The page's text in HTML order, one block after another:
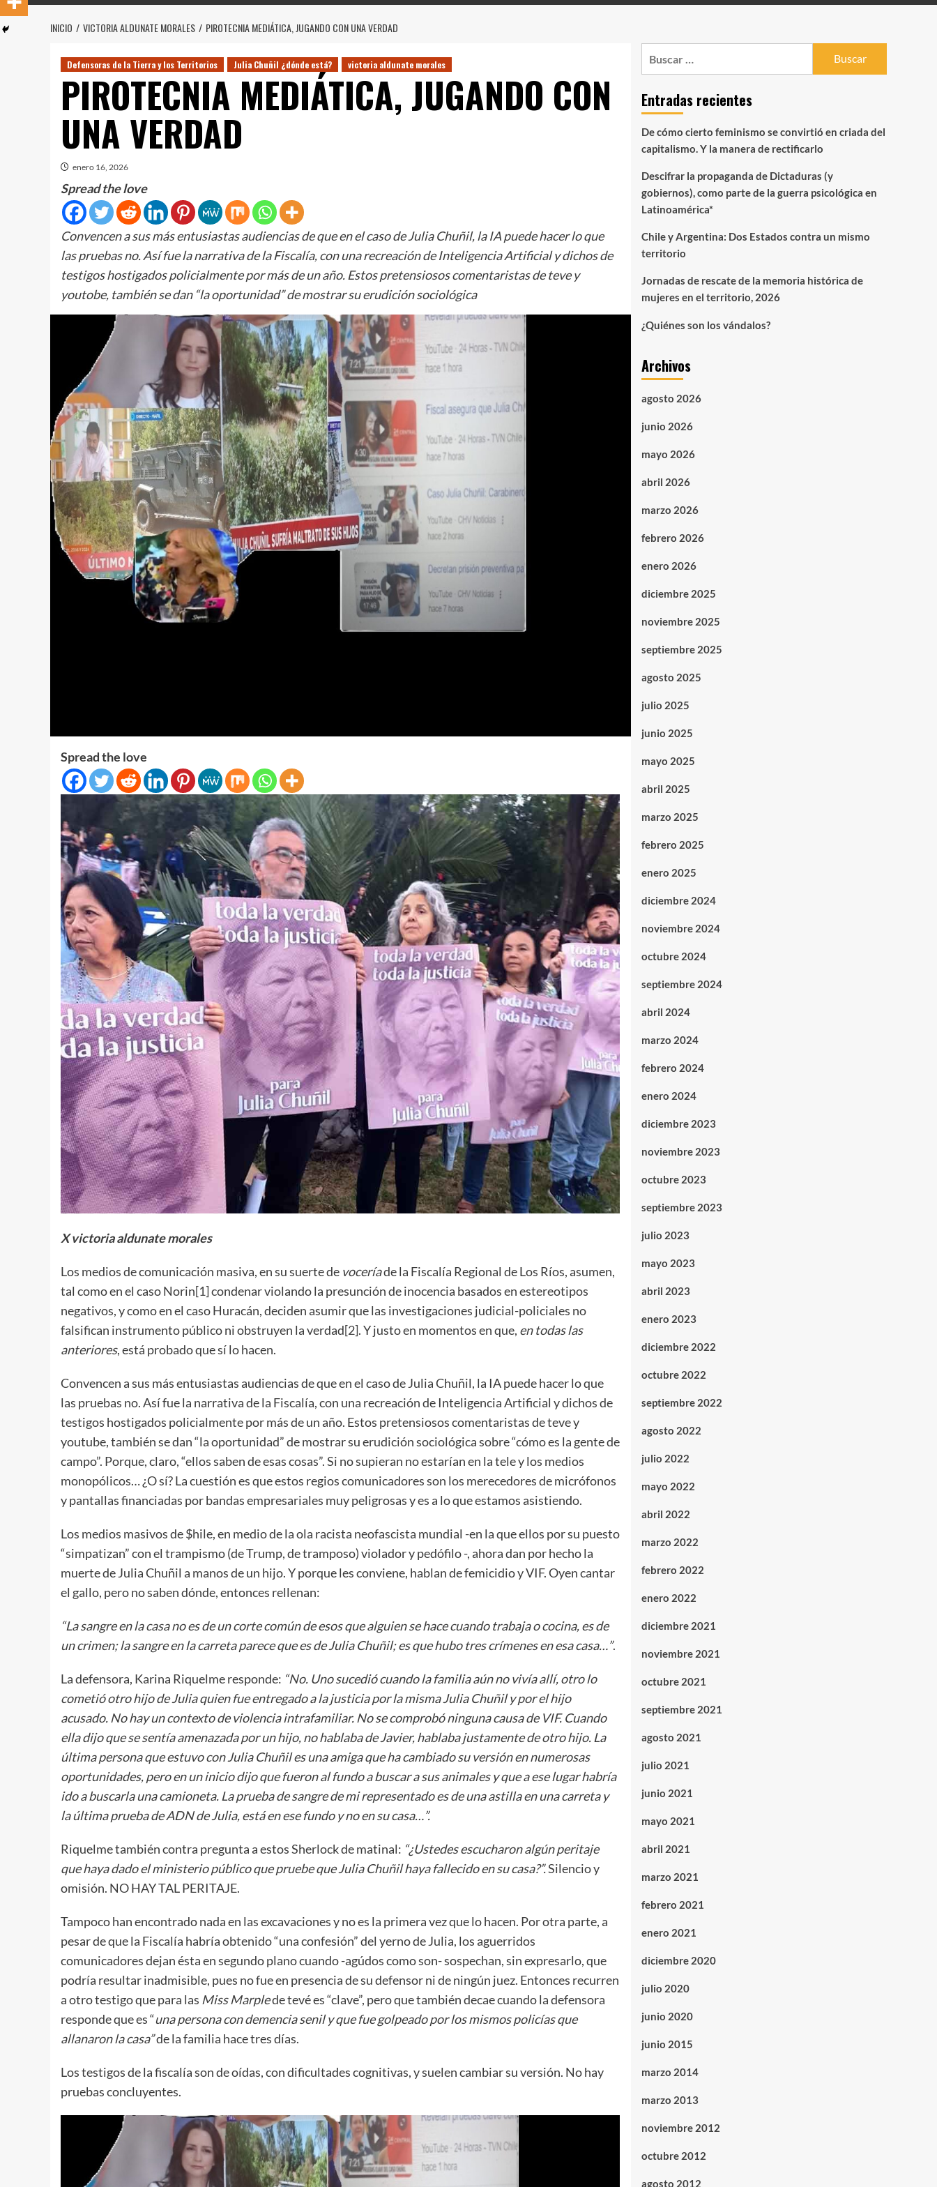
INICIO VICTORIA ALDUNATE MORALES PIROTECNIA MEDIÁTICA, JUGANDO CON UNA VERDAD
Defensoras de la Tierra y los Territorios Julia Chuñil ¿dónde está? victoria aldunate morales
PIROTECNIA MEDIÁTICA, JUGANDO CON
UNA VERDAD
enero 16, 2026
Spread the love
Convencen a sus más entusiastas audiencias de que en el caso de Julia Chuñil, la IA puede hacer lo que
las pruebas no. Así fue la narrativa de la Fiscalía, con una recreación de Inteligencia Artificial y dichos de
testigos hostigados policialmente por más de un año. Estos pretensiosos comentaristas de teve y
youtobe, también se dan “la oportunidad” de mostrar su erudición sociológica
Spread the love
X victoria aldunate morales
Los medios de comunicación masiva, en su suerte de voceríade la Fiscalía Regional de Los Ríos, asumen,
tal como en el caso Norin[1]condenar violando la presunción de inocencia basados en estereotipos
negativos, y como en el caso Huracán, deciden asumir que las investigaciones judicial-policiales no
falsifican instrumento público ni obstruyen la verdad[2]. Y justo en momentos en que, en todas las
anteriores, está probado que sí lo hacen.
Convencen a sus más entusiastas audiencias de que en el caso de Julia Chuñil, la IA puede hacer lo que
las pruebas no. Así fue la narrativa de la Fiscalía, con una recreación de Inteligencia Artificial y dichos de
testigos hostigados policialmente por más de un año. Estos pretensiosos comentaristas de teve y
youtube, también se dan “la oportunidad” de mostrar su erudición sociológica sobre “cómo es la gente de
campo”. Porque, claro, “ellos saben de esas cosas”. Si no supieran no estarían en la tele y los medios
monopólicos… ¿O sí? La cuestión es que estos regios comunicadores son los merecedores de micrófonos
y pantallas financiadas por bandas empresariales muy peligrosas y es a lo que estamos asistiendo.
Los medios masivos de $hile, en medio de la ola racista neofascista mundial -en la que ellos por su puesto
“simpatizan” con el trampismo (de Trump, de tramposo) violador y pedófilo -, ahora dan por hecho la
muerte de Julia Chuñil a manos de un hijo. Y porque les conviene, hablan de femicidio y VIF. Oyen cantar
el gallo, pero no saben dónde, entonces rellenan:
“La sangre en la casa no es de un corte común de esos que alguien se hace cuando trabaja o cocina, es de
un crimen; la sangre en la carreta parece que es de Julia Chuñil; es que hubo tres crímenes en esa casa…”.
La defensora, Karina Riquelme responde: “No. Uno sucedió cuando la familia aún no vivía allí, otro lo
cometió otro hijo de Julia quien fue entregado a la justicia por la misma Julia Chuñil y por el hijo
acusado. No hay un contexto de violencia intrafamiliar. No se comprobó ninguna causa de VIF. Cuando
ella dijo que se sentía amenazada por un hijo, no hablaba de Javier, hablaba justamente de otro hijo. La
última persona que estuvo con Julia Chuñil es una amiga que ha cambiado su versión en numerosas
oportunidades, pero en un inicio dijo que fueron al fundo a buscar a sus animales y que a ese lugar habría
ido a buscarla una camioneta. La prueba de sangre de mi representado es de una astilla en una carreta y
la última prueba de ADN de Julia, está en ese fundo y no en su casa…”.
Riquelme también contra pregunta a estos Sherlock de matinal: “¿Ustedes escucharon algún peritaje
que haya dado el ministerio público que pruebe que Julia Chuñil haya fallecido en su casa?”.Silencio y
omisión. NO HAY TAL PERITAJE.
Tampoco han encontrado nada en las excavaciones y no es la primera vez que lo hacen. Por otra parte, a
pesar de que la Fiscalía habría obtenido “una confesión” del yerno de Julia, los aguerridos
comunicadores dejan ésta en segundo plano cuando -agúdos como son- sospechan, sin expresarlo, que
podría resultar inadmisible, pues no fue en presencia de su defensor ni de ningún juez. Entonces recurren
a otro testigo que para las Miss Marplede tevé es “clave”, pero que también decae cuando la defensora
responde que es “una persona con demencia senil y que fue golpeado por los mismos policías que
allanaron la casa”de la familia hace tres días.
Los testigos de la fiscalía son de oídas, con dificultades cognitivas, y suelen cambiar su versión. No hay
pruebas concluyentes.
Entradas recientes
De cómo cierto feminismo se convirtió en criada del
capitalismo. Y la manera de rectificarlo
Descifrar la propaganda de Dictaduras (y
gobiernos), como parte de la guerra psicológica en
Latinoamérica*
Chile y Argentina: Dos Estados contra un mismo
territorio
Jornadas de rescate de la memoria histórica de
mujeres en el territorio, 2026
¿Quiénes son los vándalos?
Archivos
agosto 2026
junio 2026
mayo 2026
abril 2026
marzo 2026
febrero 2026
enero 2026
diciembre 2025
noviembre 2025
septiembre 2025
agosto 2025
julio 2025
junio 2025
mayo 2025
abril 2025
marzo 2025
febrero 2025
enero 2025
diciembre 2024
noviembre 2024
octubre 2024
septiembre 2024
abril 2024
marzo 2024
febrero 2024
enero 2024
diciembre 2023
noviembre 2023
octubre 2023
septiembre 2023
julio 2023
mayo 2023
abril 2023
enero 2023
diciembre 2022
octubre 2022
septiembre 2022
agosto 2022
julio 2022
mayo 2022
abril 2022
marzo 2022
febrero 2022
enero 2022
diciembre 2021
noviembre 2021
octubre 2021
septiembre 2021
agosto 2021
julio 2021
junio 2021
mayo 2021
abril 2021
marzo 2021
febrero 2021
enero 2021
diciembre 2020
julio 2020
junio 2020
junio 2015
marzo 2014
marzo 2013
noviembre 2012
octubre 2012
agosto 2012